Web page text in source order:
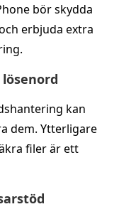
bör skydda
erbjuda extra
kan
dem. Ytterligare
filer är ett